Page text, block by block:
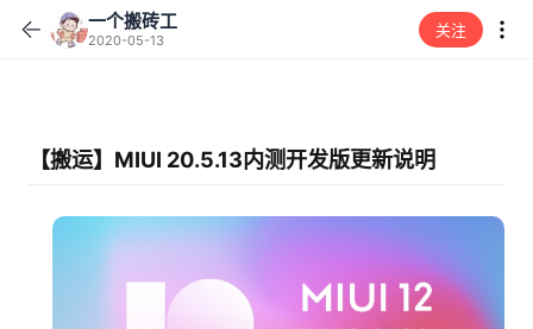
一个搬砖工
2020-05-13
关注
【搬运】MIUI 20.5.13内测开发版更新说明